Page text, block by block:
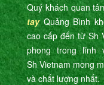
Quý khách quan
tay Quảng Bình
cao cấp đến từ Sh
phong trong
Sh Vietnam mong
và chất lượng nhất.